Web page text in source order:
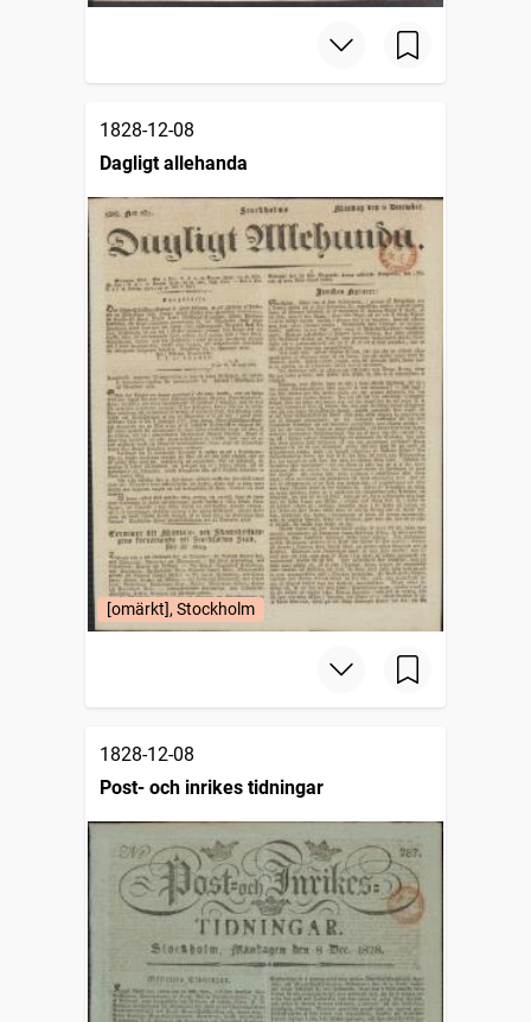
1828-12-08
Dagligt allehanda
[omärkt], Stockholm
1828-12-08
Post- och inrikes tidningar